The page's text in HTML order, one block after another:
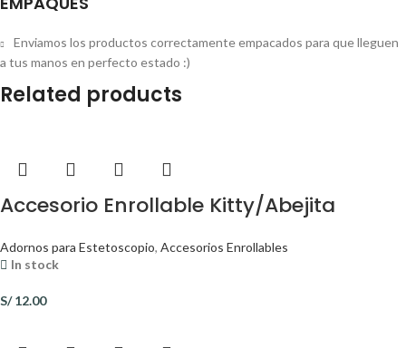
Enviamos los productos correctamente empacados para que lleguen
a tus manos en perfecto estado :)
Related products
Accesorio Enrollable Kitty/Abejita
Adornos para Estetoscopio, Accesorios Enrollables
In stock
S/12.00